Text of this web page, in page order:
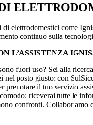
elettrodomestici come
continuo sulla
L’ASSISTENZA
fuori uso? Sei alla
nel posto giusto: con
prenotare il tuo servizio
riceverai tutte le
confronti. Collaboriamo